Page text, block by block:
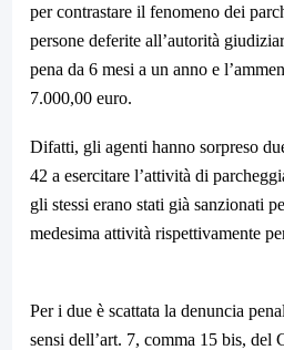
per contrastare il fenomeno dei
persone deferite all’autorità
pena da 6 mesi a un anno e
7.000,00 euro.
Difatti, gli agenti hanno sorpreso
42 a esercitare l’attività di
gli stessi erano stati già sanzionati
medesima attività rispettivamente
Per i due è scattata la denuncia
sensi dell’art. 7, comma 15 bis, del